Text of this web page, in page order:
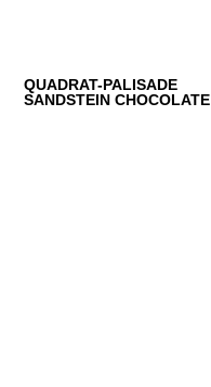
QUADRAT-PALISADE
SANDSTEIN CHOCOLATE